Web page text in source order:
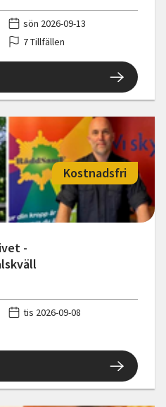
sön 2026-09-13
7 Tillfällen
-
Kostnadsfri
tis 2026-09-08